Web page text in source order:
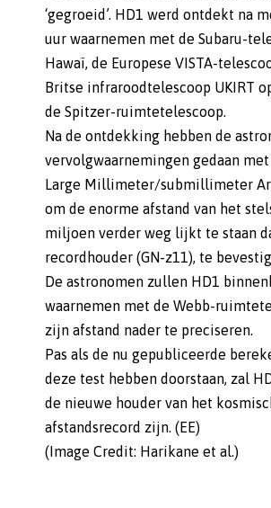
‘gegroeid’. HD1 werd ontdekt na
uur waarnemen met de Subaru-
Hawaï, de Europese VISTA-
Britse infraroodtelescoop UKIRT
de Spitzer-ruimtetelescoop.
Na de ontdekking hebben de
vervolgwaarnemingen gedaan
Large Millimeter/submillimeter
om de enorme afstand van het
miljoen verder weg lijkt te staan
recordhouder (GN-z11), te
De astronomen zullen HD1
waarnemen met de Webb-
zijn afstand nader te preciseren.
Pas als de nu gepubliceerde
deze test hebben doorstaan, zal
de nieuwe houder van het
afstandsrecord zijn. (EE)
(Image Credit: Harikane et al.)